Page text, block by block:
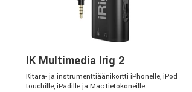
IK Multimedia Irig 2
Kitara- ja instrumenttiäänikortti iPhonelle, iPod
touchille, iPadille ja Mac tietokoneille.